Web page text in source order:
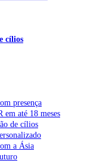
cílios
presença
até 18 meses
de cílios
a Ásia